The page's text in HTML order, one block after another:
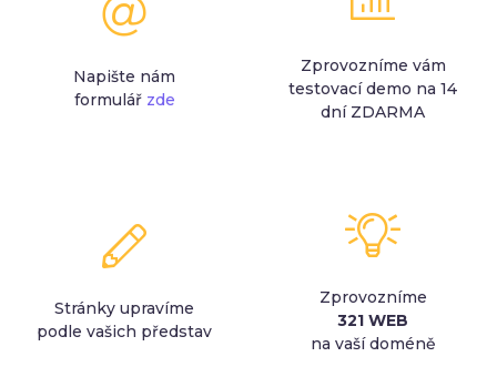
Napište nám
formulář zde
Zprovozníme vám
testovací demo na 14
dní ZDARMA
Stránky upravíme
podle vašich představ
Zprovozníme
321 WEB
na vaší doméně